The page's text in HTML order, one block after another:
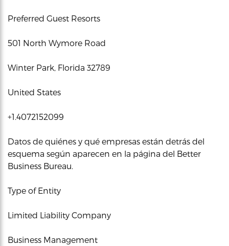
Preferred Guest Resorts
501 North Wymore Road
Winter Park, Florida 32789
United States
+1.4072152099
Datos de quiénes y qué empresas están detrás del
esquema según aparecen en la página del Better
Business Bureau.
Type of Entity
Limited Liability Company
Business Management